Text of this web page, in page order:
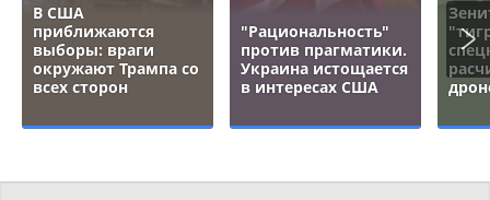
В США
приближаются
выборы: враги
окружают Трампа со
всех сторон
"Рациональность"
против прагматики.
Украина истощается
в интересах США